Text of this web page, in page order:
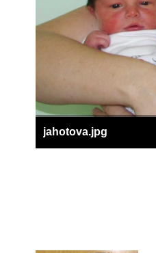
jahotova.jpg